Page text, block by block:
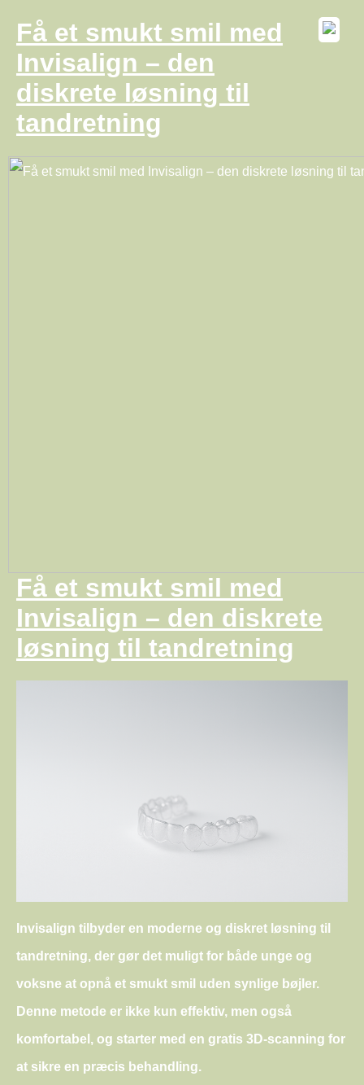
Få et smukt smil med
Invisalign – den
diskrete løsning til
tandretning
Få et smukt smil med
Invisalign – den diskrete
løsning til tandretning
Invisalign tilbyder en moderne og diskret løsning til
tandretning, der gør det muligt for både unge og
voksne at opnå et smukt smil uden synlige bøjler.
Denne metode er ikke kun effektiv, men også
komfortabel, og starter med en gratis 3D-scanning for
at sikre en præcis behandling.